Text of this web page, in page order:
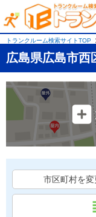
トランクルーム検索サイトTOP
広島県広島市西
市区町村を変